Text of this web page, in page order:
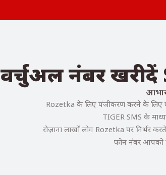
वर्चुअल नंबर
Rozetka के लिए पंजीकरण करने के लिए
TIGER SMS के
रोज़ाना लाखों लोग Rozetka पर निर्भर
फोन नंबर आपको